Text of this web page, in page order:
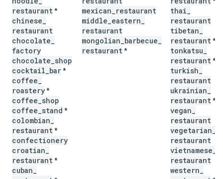
restaurant*
chinese
restaurant
chocolate
factory
chocolate shop
cocktail bar*
coffee
roastery*
coffee shop
coffee stand *
colombian
restaurant*
confectionery
croatian
restaurant*
cuban
mexican restaurant
middle eastern
restaurant
mongolian barbecue
restaurant*
thai
restaurant
tibetan
restaurant*
tonkatsu
restaurant*
turkish
restaurant
ukrainian
restaurant*
vegan
restaurant
vegetarian
restaurant
vietnamese
restaurant
western